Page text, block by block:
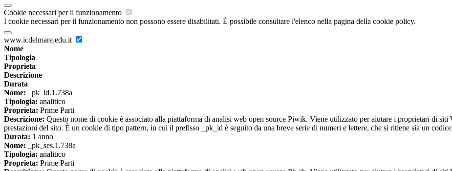
Cookie necessari per il funzionamento
I cookie necessari per il funzionamento non possono essere disabilitati. È possibile consultare l'elenco nella pagina della cookie policy.
www.icdelmare.edu.it
Nome
Tipologia
Proprieta
Descrizione
Durata
Nome: _pk_id.1.738a
Tipologia: analitico
Proprieta: Prime Parti
Descrizione: Questo nome di cookie è associato alla piattaforma di analisi web open source Piwik. Viene utilizzato per aiutare i proprietari di
prestazioni del sito. È un cookie di tipo pattern, in cui il prefisso _pk_id è seguito da una breve serie di numeri e lettere, che si ritiene sia un
Durata: 1 anno
Nome: _pk_ses.1.738a
Tipologia: analitico
Proprieta: Prime Parti